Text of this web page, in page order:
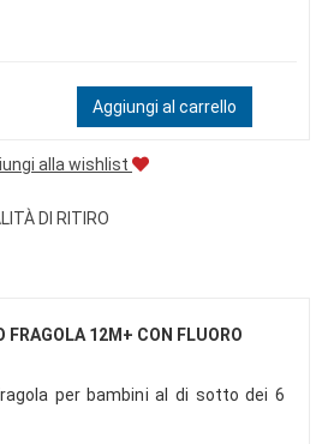
Aggiungi al carrello
alla wishlist
DI RITIRO
FRAGOLA 12M+ CON FLUORO
per bambini al di sotto dei 6